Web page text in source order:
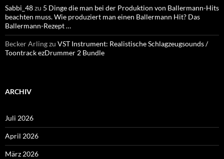
Sabbi_48zu 5 Dinge die man bei der Produktion von Ballermann-Hits
beachten muss. Wie produziert man einen Ballermann Hit? Das
Ballermann-Rezept …
Becker Arlingzu VST Instrument: Realistische Schlagzeugsounds /
Toontrack ezDrummer 2 Bundle
ARCHIV
Juli 2026
April 2026
März 2026